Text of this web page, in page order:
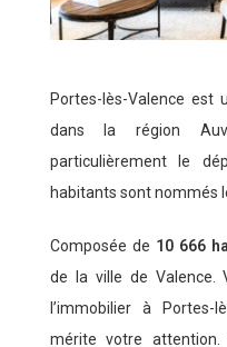
Portes-lès-Valence est
dans la région
particulièrement le
habitants sont nommés
Composée de 10 666
de la ville de Valence.
l’immobilier à Portes-
mérite votre attention.